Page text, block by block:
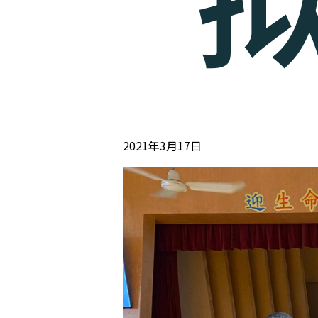
2021年3月17日